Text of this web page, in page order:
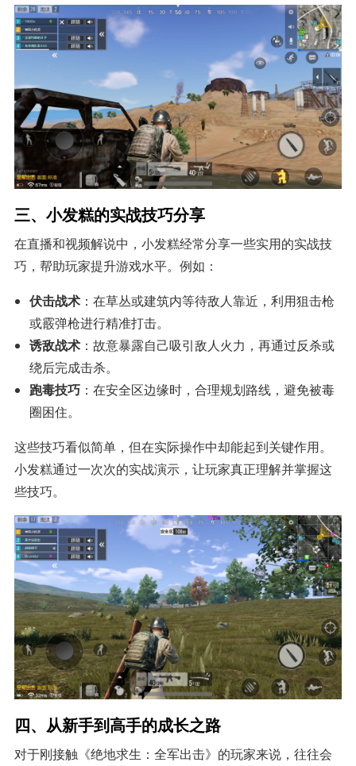
三、小发糕的实战技巧分享
在直播和视频解说中，小发糕经常分享一些实用的实战技
巧，帮助玩家提升游戏水平。例如：
伏击战术 ：在草丛或建筑内等待敌人靠近，利用狙击枪
或霰弹枪进行精准打击。
诱敌战术 ：故意暴露自己吸引敌人火力，再通过反杀或
绕后完成击杀。
跑毒技巧 ：在安全区边缘时，合理规划路线，避免被毒
圈困住。
这些技巧看似简单，但在实际操作中却能起到关键作用。
小发糕通过一次次的实战演示，让玩家真正理解并掌握这
些技巧。
四、从新手到高手的成长之路
对于刚接触《绝地求生：全军出击》的玩家来说，往往会